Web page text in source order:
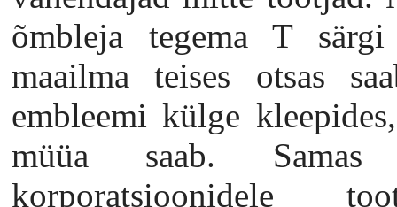
õmbleja tegema T
maailma teises otsas
embleemi külge
müüa saab.
korporatsioonidele